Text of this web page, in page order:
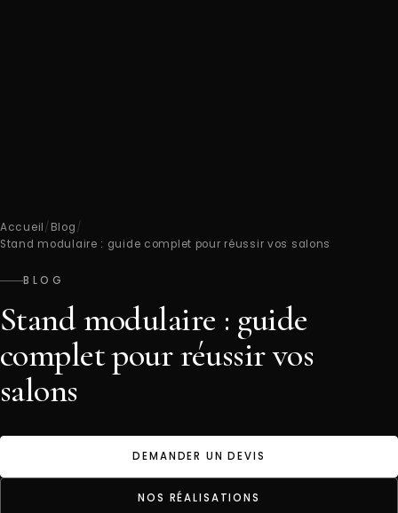
Accueil/ Blog/
Stand modulaire : guide complet pour réussir vos salons
BLOG
Stand modulaire : guide
complet pour réussir vos
salons
DEMANDER UN DEVIS
NOS RÉALISATIONS